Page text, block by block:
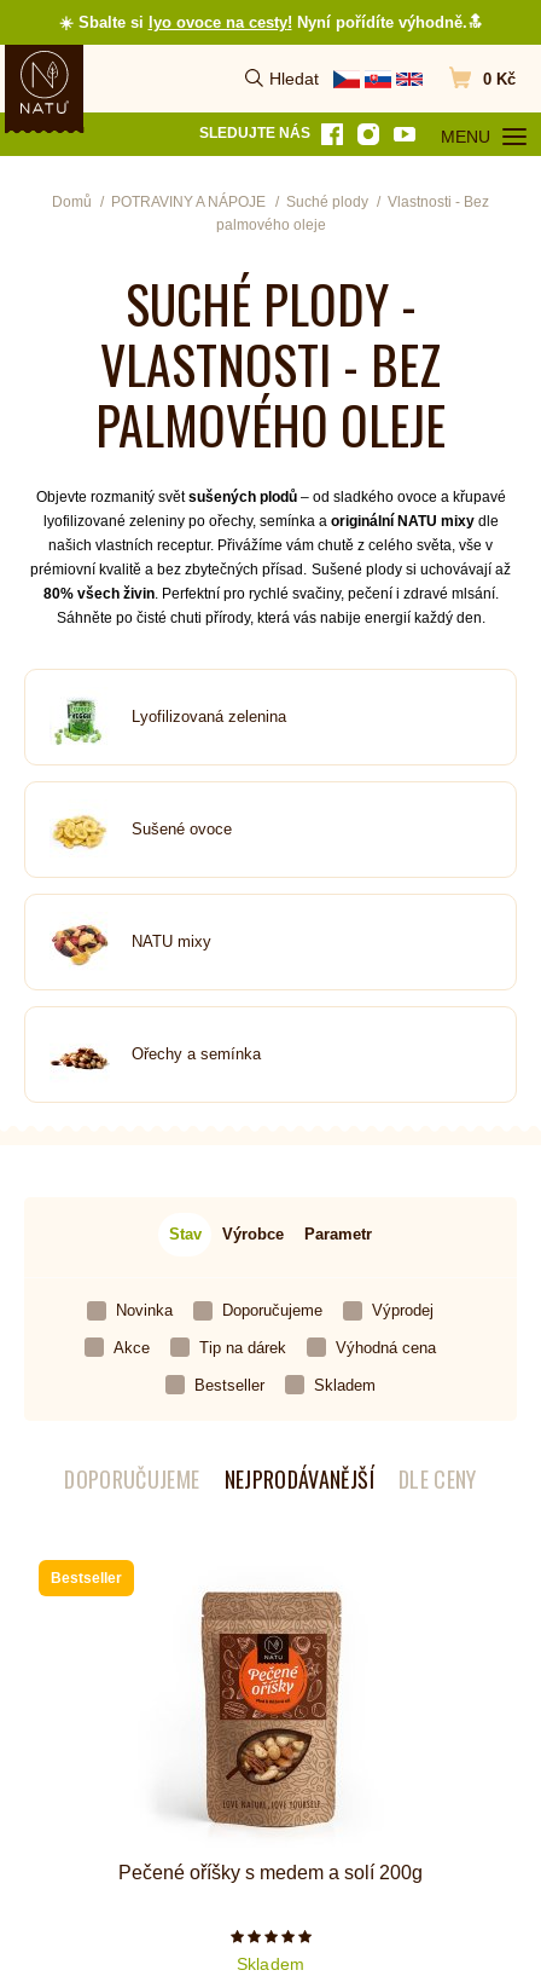
☀️ Sbalte si lyo ovoce na cesty! Nyní pořídíte výhodně.🔝
Hledat
Vyhledat Přejít do
0 Kč
SLEDUJTE NÁS MENU
OTEVŘÍT
Domů POTRAVINY A NÁPOJE Suché plody
Vlastnosti - Bez
palmového oleje
SUCHÉ PLODY -
VLASTNOSTI - BEZ
PALMOVÉHO OLEJE
Objevte rozmanitý světsušených plodů– od sladkého ovoce a křupavé
lyofilizované zeleniny po ořechy, semínka a originální NATU mixydle
našich vlastních receptur. Přivážíme vám chutě z celého světa, vše v
prémiovní kvalitě a bez zbytečných přísad.
Sušené plody si uchovávají až
80% všech živin. Perfektní pro rychlé svačiny, pečení i zdravé mlsání.
Sáhněte po čisté chuti přírody, která vás nabije energií každý den.
Lyofilizovaná zelenina
Sušené ovoce
NATU mixy
Ořechy a semínka
Stav Výrobce Parametr
Novinka Doporučujeme Výprodej
Akce Tip na dárek Výhodná cena
Bestseller Skladem
DOPORUČUJEME NEJPRODÁVANĚJŠÍ DLE CENY
Bestseller
Pečené oříšky s medem a solí 200g
Počet hvězdiček je 5 z 5
Skladem